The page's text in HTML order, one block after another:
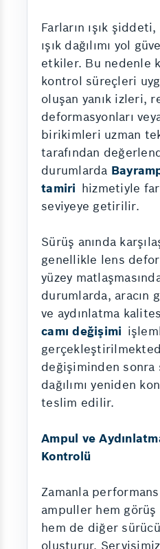
Farların ışık şiddeti,
ışık dağılımı yol
etkiler. Bu nedenle
kontrol süreçleri
oluşan yanık izleri,
deformasyonları
birikimleri uzman
tarafından
durumlarda
tamiri hizmetiyle
seviyeye getirilir.
Sürüş anında
genellikle lens
yüzey
durumlarda, aracın
ve aydınlatma
camı değişimi
değişiminden sonra
dağılımı yeniden
teslim edilir.
Ampul ve
Kontrolü
Zamanla
ampuller hem görüş
hem de diğer
oluşturur.